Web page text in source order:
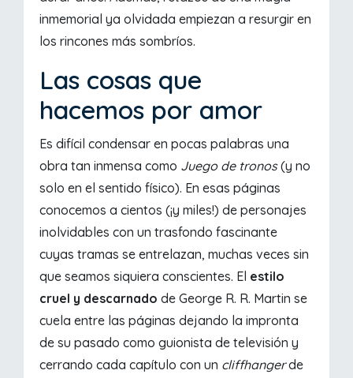
inmemorial ya olvidada empiezan a resurgir en
los rincones más sombríos.
Las cosas que
hacemos por amor
Es difícil condensar en pocas palabras una
obra tan inmensa como Juego de tronos(y no
solo en el sentido físico). En esas páginas
conocemos a cientos (¡y miles!) de personajes
inolvidables con un trasfondo fascinante
cuyas tramas se entrelazan, muchas veces sin
que seamos siquiera conscientes. El estilo
cruel y descarnadode George R. R. Martin se
cuela entre las páginas dejando la impronta
de su pasado como guionista de televisión y
cerrando cada capítulo con un cliffhangerde